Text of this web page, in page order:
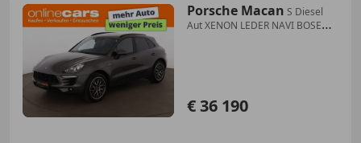
Porsche Macan S Diesel
Aut XENON LEDER NAVI BOSE
€ 36 190